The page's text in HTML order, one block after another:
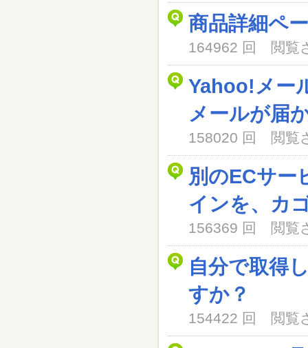
商品詳細ペ
164962 回 閲覧
Yahoo!メー
メールが届
158020 回 閲覧
別のECサー
インを、カ
156369 回 閲覧
自分で取得
すか？
154422 回 閲覧